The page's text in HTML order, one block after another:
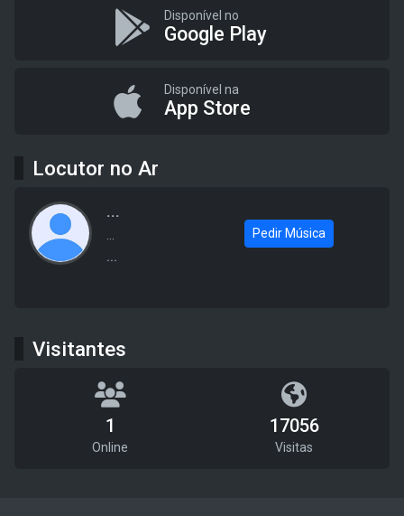
Disponível no
Google Play
Disponível na
App Store
Locutor no Ar
...
...
...
Pedir Música
Visitantes
1
Online
17056
Visitas